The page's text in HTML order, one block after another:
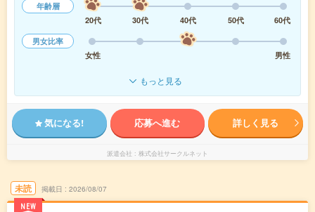
年齢層
20代
30代 40代 50代
60代
男女比率
女性
男性
もっと見る
気になる! 応募へ進む 詳しく見る
派遣会社 株式会社サークルネット
未読
NEW
掲載日 2026/08/07